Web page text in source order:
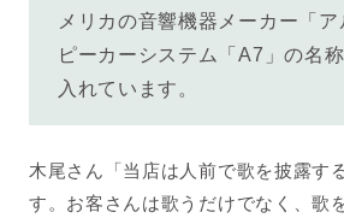
メリカの音響機器メーカー「ア
ピーカーシステム「A7」の名
入れています。
木尾さん「当店は人前で歌を披露す
す。お客さんは歌うだけでなく、歌